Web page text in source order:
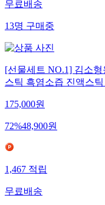
무료배송
13명구매중
[선물세트 NO.1] 김소
스틱 흑염소즙 진액스
175,000원
72%48,900원
1,467적립
무료배송